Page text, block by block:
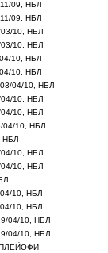
09, НБЛ
09, НБЛ
03/10, НБЛ
03/10, НБЛ
10, НБЛ
10, НБЛ
04/10, НБЛ
04/10, НБЛ
04/10, НБЛ
04/10, НБЛ
НБЛ
04/10, НБЛ
04/10, НБЛ
10, НБЛ
10, НБЛ
04/10, НБЛ
04/10, НБЛ
ПЛЕЙОФИ